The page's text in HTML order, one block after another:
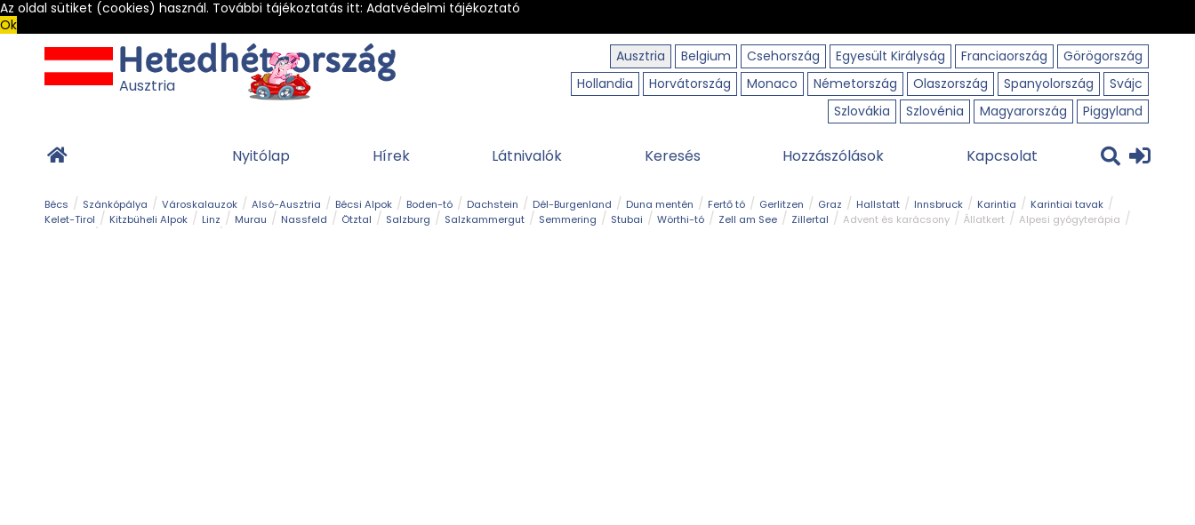
Az oldal sütiket (cookies) használ. További tájékoztatás itt: Adatvédelmi tájékoztató
Ok
Ausztria
Belgium Csehország Egyesült Királyság Franciaország
Görögország
Hollandia
Horvátország Monaco Németország Olaszország Spanyolország
Svájc
Szlovákia
Szlovénia Magyarország Piggyland
Ausztria
Nyitólap Hírek Látnivalók Keresés Hozzászólások Kapcsolat
Bécs Szánkópálya Városkalauzok Alsó-Ausztria Bécsi Alpok Boden-tó Dachstein Dél-Burgenland Duna mentén Fertő tó Gerlitzen Graz Hallstatt Innsbruck Karintia
Karintiai tavak
Kelet-Tirol
Kitzbüheli Alpok Linz Murau Nassfeld Ötztal Salzburg Salzkammergut Semmering Stubai Wörthi-tó Zell am See Zillertal Advent és karácsony Állatkert
Alpesi gyógyterápia